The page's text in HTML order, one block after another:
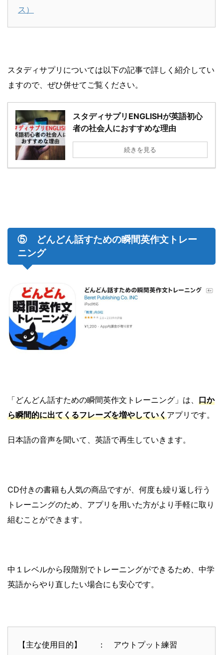
ス）
スタディサプリについては以下の記事で詳しく紹介してい
ますので、ぜひ併せてご覧ください。
スタディサプリENGLISHが英語初心
者の社会人におすすめな理由
続きを見る
⑤ どんどん話すための瞬間英作文トレー
ニング
「どんどん話すための瞬間英作文トレーニング」は、 口か
ら瞬間的に出てくるフレーズを増やしていくアプリです。
日本語の音声を聞いて、英語で再生していきます。
CD付きの書籍も人気の商品ですが、何度も繰り返し行う
トレーニングのため、アプリを用いた方がより手軽に取り
組むことができます。
中１レベルから段階別でトレーニングができるため、中学
英語からやり直したい場合にも安心です。
【主な使用目的】 ： アウトプット練習